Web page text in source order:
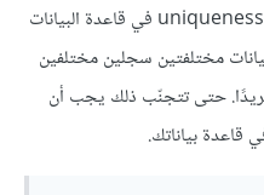
إنها لا تنشىء قيد تفرّد uniqueness constraint في قاعدة البيانات
مختلفتين سجلين مختلفين
حتى تتجنّب ذلك يجب أن
بياناتك.